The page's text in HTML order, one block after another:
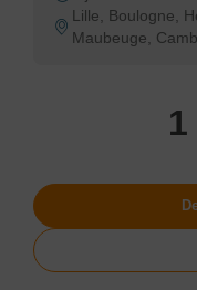
Lille, Boulogne,
Maubeuge,